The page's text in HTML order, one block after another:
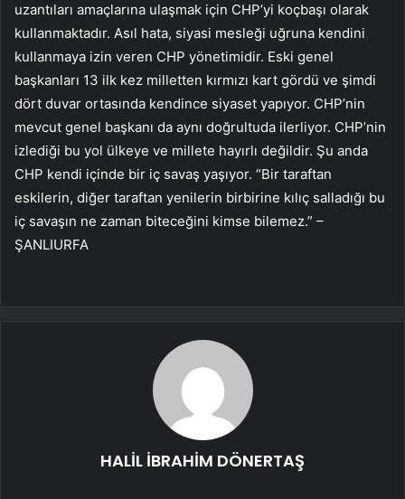
uzantıları amaçlarına ulaşmak için CHP’yi koçbaşı olarak
kullanmaktadır. Asıl hata, siyasi mesleği uğruna kendini
kullanmaya izin veren CHP yönetimidir. Eski genel
başkanları 13 ilk kez milletten kırmızı kart gördü ve şimdi
dört duvar ortasında kendince siyaset yapıyor. CHP’nin
mevcut genel başkanı da aynı doğrultuda ilerliyor. CHP’nin
izlediği bu yol ülkeye ve millete hayırlı değildir. Şu anda
CHP kendi içinde bir iç savaş yaşıyor. “Bir taraftan
eskilerin, diğer taraftan yenilerin birbirine kılıç salladığı bu
iç savaşın ne zaman biteceğini kimse bilemez.” –
ŞANLIURFA
HALİL İBRAHİM DÖNERTAŞ